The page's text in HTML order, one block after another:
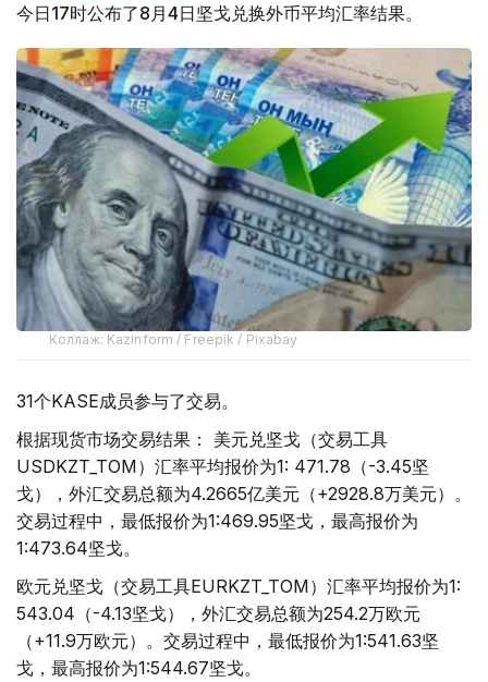
今日17时公布了8月4日坚戈兑换外币平均汇率结果。
Коллаж: Kazinform / Freepik / Pixabay
31个KASE成员参与了交易。
根据现货市场交易结果： 美元兑坚戈（交易工具
USDKZT_TOM）汇率平均报价为1: 471.78（-3.45坚
戈），外汇交易总额为4.2665亿美元（+2928.8万美元）。
交易过程中，最低报价为1:469.95坚戈，最高报价为
1:473.64坚戈。
欧元兑坚戈（交易工具EURKZT_TOM）汇率平均报价为1:
543.04（-4.13坚戈），外汇交易总额为254.2万欧元
（+11.9万欧元）。交易过程中，最低报价为1:541.63坚
戈，最高报价为1:544.67坚戈。